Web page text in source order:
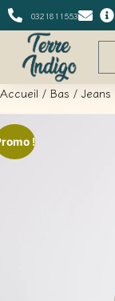
0321811553
Accueil / Bas / Jeans
!